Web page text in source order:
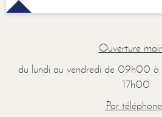
Ouverture
du lundi au vendredi de 09h00
17h00
Par